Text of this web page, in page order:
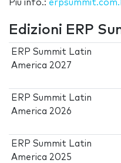
Più info.:
Edizioni ERP
ERP Summit Latin
America 2027
ERP Summit Latin
America 2026
ERP Summit Latin
America 2025